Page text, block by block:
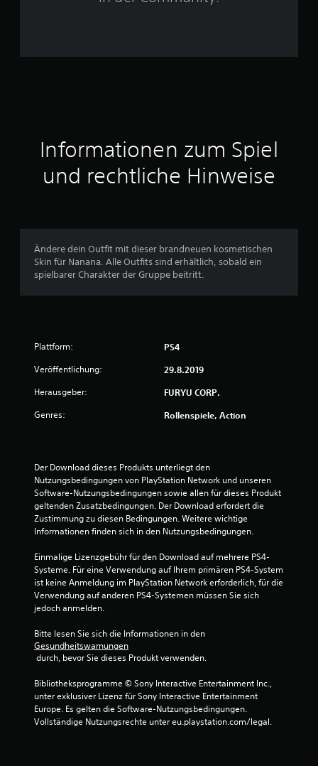
a
B
w
e
Informationen zum Spiel
und rechtliche Hinweise
Ändere dein Outfit mit dieser brandneuen kosmetischen
Skin für Nanana. Alle Outfits sind erhältlich, sobald ein
spielbarer Charakter der Gruppe beitritt.
Plattform: PS4
Veröffentlichung: 29.8.2019
Herausgeber: FURYU CORP.
Genres: Rollenspiele, Action
Der Download dieses Produkts unterliegt den
Nutzungsbedingungen von PlayStation Network und unseren
Software-Nutzungsbedingungen sowie allen für dieses Produkt
geltenden Zusatzbedingungen. Der Download erfordert die
Zustimmung zu diesen Bedingungen. Weitere wichtige
Informationen finden sich in den Nutzungsbedingungen.
Einmalige Lizenzgebühr für den Download auf mehrere PS4-
Systeme. Für eine Verwendung auf Ihrem primären PS4-System
ist keine Anmeldung im PlayStation Network erforderlich, für die
Verwendung auf anderen PS4-Systemen müssen Sie sich
jedoch anmelden.
Bitte lesen Sie sich die Informationen in den
Gesundheitswarnungen
durch, bevor Sie dieses Produkt verwenden.
Bibliotheksprogramme © Sony Interactive Entertainment Inc.,
unter exklusiver Lizenz für Sony Interactive Entertainment
Europe. Es gelten die Software-Nutzungsbedingungen.
Vollständige Nutzungsrechte unter eu.playstation.com/legal.